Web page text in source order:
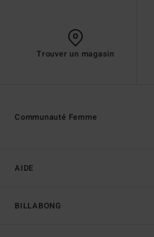
Trouver un magasin
AIDE
BILLABONG
Communauté Femme